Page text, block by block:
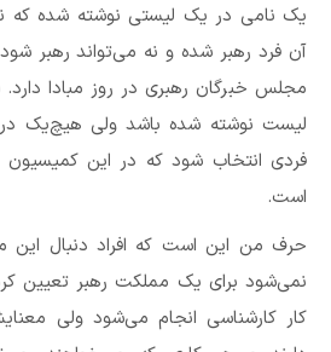
یک نامی در یک لیستی نوشته شده که
آن فرد رهبر شده و نه می‌تواند رهبر
مجلس خبرگان رهبری در روز مبادا
لیست نوشته شده باشد ولی هیچ‌یک در
فردی انتخاب شود که در این
است.
حرف من این است که افراد دنبال این
نمی‌شود برای یک مملکت رهبر تعیین
کار کارشناسی انجام می‌شود ولی